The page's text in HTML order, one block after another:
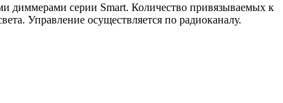
диммерами серии Smart. Количество привязываемых к
Управление осуществляется по радиоканалу.